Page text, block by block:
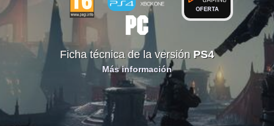
OFERTA
Ficha técnica de la versión PS4
Más información